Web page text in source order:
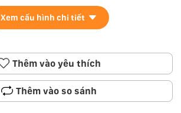
Xem cấu hình chi tiết
Thêm vào yêu thích
Thêm vào so sánh